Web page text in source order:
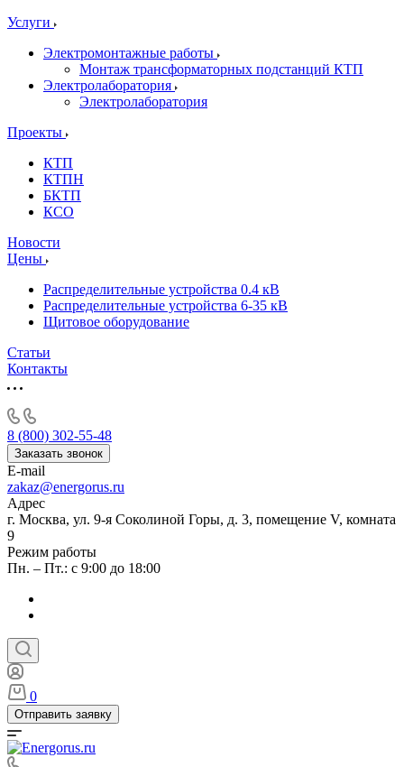
Услуги
Электромонтажные работы
Монтаж трансформаторных подстанций КТП
Электролаборатория
Электролаборатория
Проекты
КТП
КТПН
БКТП
КСО
Новости
Цены
Распределительные устройства 0.4 кВ
Распределительные устройства 6-35 кВ
Щитовое оборудование
Статьи
Контакты
8 (800) 302-55-48
Заказать звонок
E-mail
zakaz@energorus.ru
Адрес
г. Москва, ул. 9-я Соколиной Горы, д. 3, помещение V, комната
9
Режим работы
Пн. – Пт.: с 9:00 до 18:00
0
Отправить заявку